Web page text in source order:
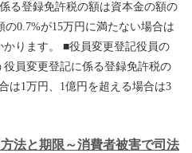
る登録免許税の額は資本金の額の
0.7%が15万円に満たない場合は
ります。 ■役員変更登記役員の
員変更登記に係る登録免許税の
は1万円、1億円を超える場合は3
法と期限～消費者被害で司法